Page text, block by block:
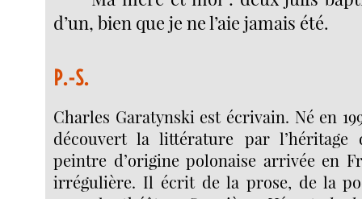
d’un, bien que je ne l’aie jamais été.
P.-S.
Charles Garatynski est écrivain. Né en
découvert la littérature par l’héritage
peintre d’origine polonaise arrivée en
irrégulière. Il écrit de la prose, de la